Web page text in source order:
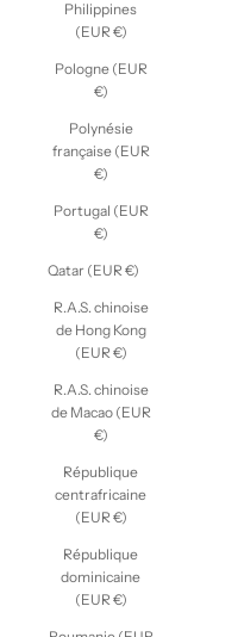
Philippines
(EUR €)
Pologne (EUR
€)
Polynésie
française (EUR
€)
Portugal (EUR
€)
Qatar (EUR €)
R.A.S. chinoise
de Hong Kong
(EUR €)
R.A.S. chinoise
de Macao (EUR
€)
République
centrafricaine
(EUR €)
République
dominicaine
(EUR €)